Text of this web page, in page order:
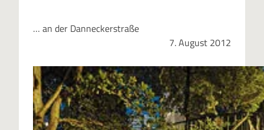
… an der Danneckerstraße
7. August 2012